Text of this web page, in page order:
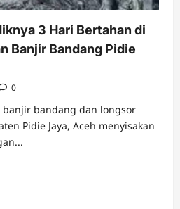
3 Hari Bertahan di
Banjir Bandang Pidie
0
bandang dan longsor
Pidie Jaya, Aceh menyisakan